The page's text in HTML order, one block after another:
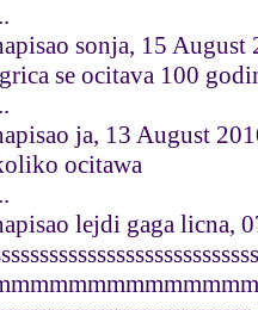
sonja, 15 August
se ocitava 100
ja, 13 August
ocitawa
lejdi gaga licna,